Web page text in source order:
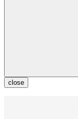
close